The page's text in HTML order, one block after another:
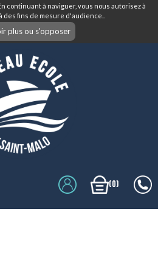
continuant à naviguer, vous nous autorisez à
des fins de mesure d'audience..
plus ou s'opposer
(0)